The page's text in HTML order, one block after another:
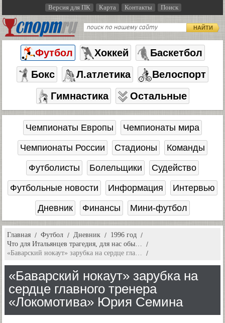
Версия для ПК Карта Контакты Поиск
НАЙТИ
Футбол Хоккей
Баскетбол
Бокс
Л.атлетика
Велоспорт
Гимнастика
Остальные
Чемпионаты Европы
Чемпионаты мира
Чемпионаты России
Стадионы
Команды
Футболисты
Болельщики
Судейство
Футбольные новости
Информация
Интервью
Дневник
Финансы Мини-футбол
Главная Футбол Дневник
1996 год
Что для Итальянцев трагедия, для нас обы…
«Баварский нокаут» зарубка на сердце гла…
«Баварский нокаут» зарубка на
сердце главного тренера
«Локомотива» Юрия Семина